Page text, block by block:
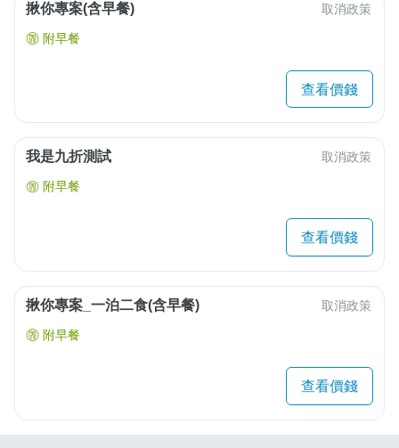
揪你專案(含早餐) 取消政策
附早餐
查看價錢
我是九折測試 取消政策
附早餐
查看價錢
揪你專案_一泊二食(含早餐) 取消政策
附早餐
查看價錢